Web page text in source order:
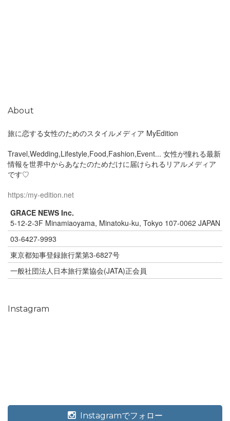
About
旅に恋する女性のためのスタイルメディア MyEdition
Travel,Wedding,Lifestyle,Food,Fashion,Event... 女性が憧れる最新
情報を世界中からあなたのためだけに届けられるリアルメディア
です♡
https:/my-edition.net
GRACE NEWS Inc.
5-12-2-3F Minamiaoyama, Minatoku-ku, Tokyo 107-0062 JAPAN
03-6427-9993
東京都知事登録旅行業第3-6827号
一般社団法人日本旅行業協会(JATA)正会員
Instagram
Instagramでフォロー